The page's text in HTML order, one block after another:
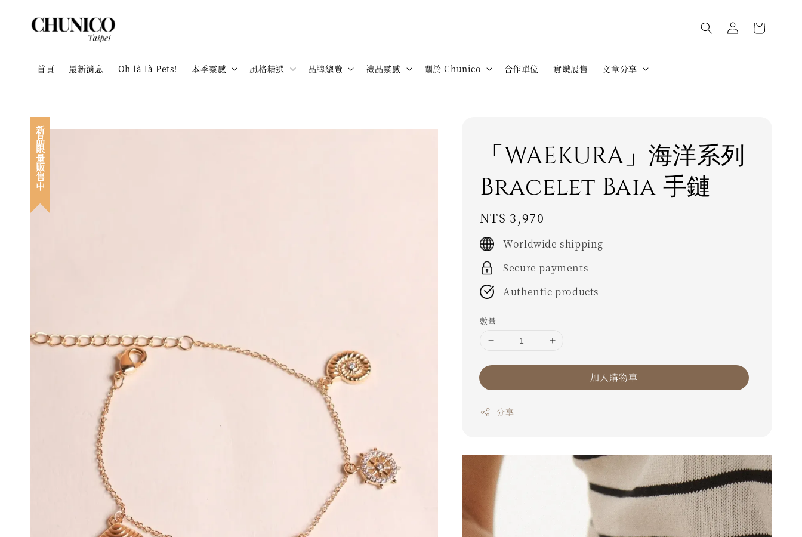
首頁 最新消息 Oh là là Pets! 本季靈感 風格精選 品牌總覽 禮品靈感 關於 Chunico 合作單位 實體展售 文章分享
新品限量販售中
「WAEKURA」海洋系列
Bracelet Baia 手鏈
Regular
price
NT$ 3,970
Worldwide shipping
Secure payments
Authentic products
數量
加入購物車
分享